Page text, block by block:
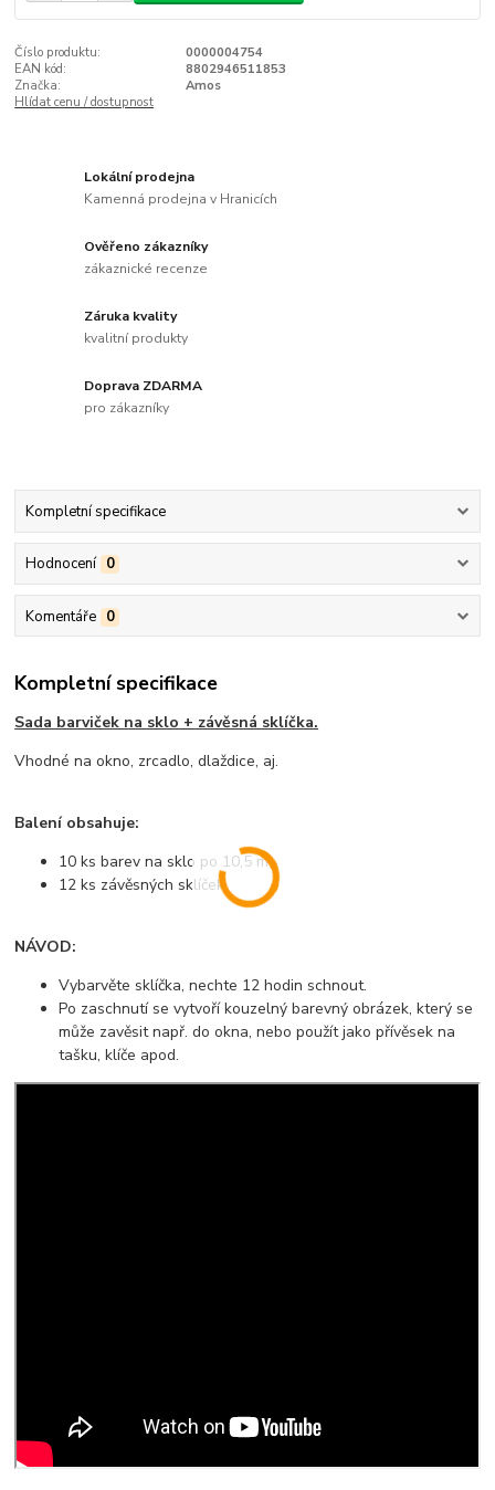
Číslo produktu:
0000004754
EAN kód:
8802946511853
Značka:
Amos
Hlídat cenu / dostupnost
Lokální prodejna
Kamenná prodejna v Hranicích
Ověřeno zákazníky
zákaznické recenze
Záruka kvality
kvalitní produkty
Doprava ZDARMA
pro zákazníky
Kompletní specifikace
Hodnocení 0
Komentáře 0
Kompletní specifikace
Sada barviček na sklo + závěsná sklíčka.
Vhodné na okno, zrcadlo, dlaždice, aj.
Balení obsahuje:
10 ks barev na sklo po 10,5 ml
12 ks závěsných sklíček
NÁVOD:
Vybarvěte sklíčka, nechte 12 hodin schnout.
Po zaschnutí se vytvoří kouzelný barevný obrázek, který se
může zavěsit např. do okna, nebo použít jako přívěsek na
tašku, klíče apod.